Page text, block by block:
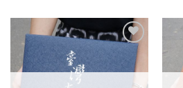
加入
「願
望輕